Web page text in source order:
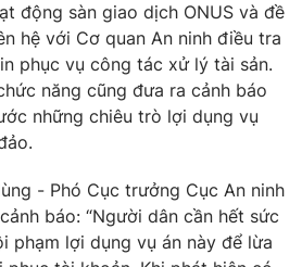
động sàn giao dịch ONUS và đề
hệ với Cơ quan An ninh điều tra
phục vụ công tác xử lý tài sản.
năng cũng đưa ra cảnh báo
những chiêu trò lợi dụng vụ
- Phó Cục trưởng Cục An ninh
báo: “Người dân cần hết sức
phạm lợi dụng vụ án này để lừa